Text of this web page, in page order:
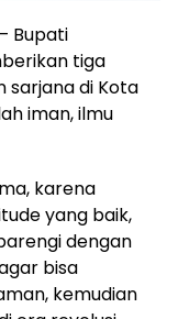
– Bupati
tiga
sarjana di Kota
iman, ilmu
karena
yang baik,
dengan
bisa
kemudian